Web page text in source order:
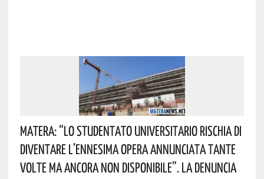
Matera: “Lo Studentato Universitario Rischia Di
Diventare L’ennesima Opera Annunciata Tante
Volte Ma Ancora Non Disponibile”. La Denuncia